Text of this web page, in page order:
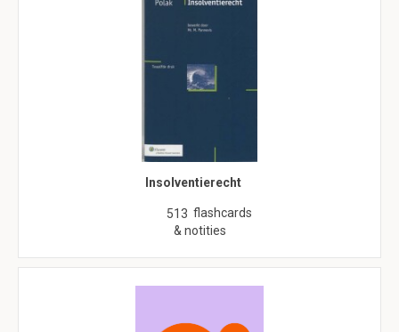
Insolventierecht
513 flashcards
& notities